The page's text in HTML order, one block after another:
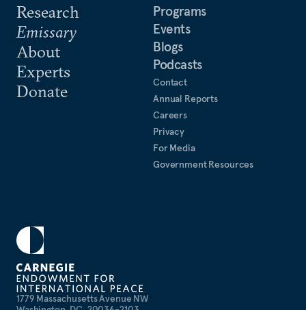
1779 Massachusetts Avenue NW
Research
Emissary
About
Experts
Donate
Programs
Events
Blogs
Podcasts
Contact
Annual Reports
Careers
Privacy
For Media
Government Resources